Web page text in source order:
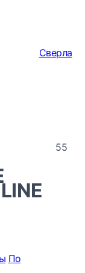
Сверла
55
По